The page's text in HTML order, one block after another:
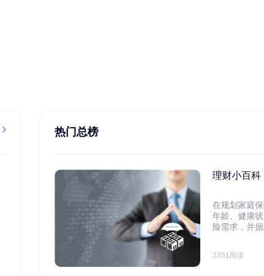
热门总榜
理财小百科
在规划家庭
年龄、健康
险需求，并
规划家庭财
3351阅读